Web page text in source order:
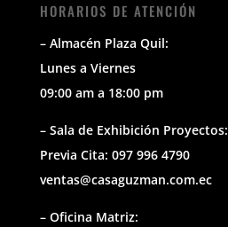
HORARIOS DE ATENCIÓN
– Almacén Plaza Quil:
Lunes a Viernes
09:00 am a 18:00 pm
– Sala de Exhibición Proyectos:
Previa Cita: 097 996 4790
ventas@casaguzman.com.ec
– Oficina Matriz: